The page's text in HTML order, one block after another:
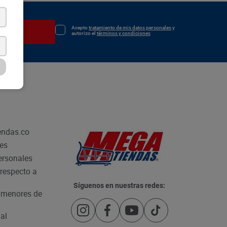
Aceptotratamiento de mis datos personalesy
autorizo el términos y condiciones
a
de
Síguenos en nuestras redes: